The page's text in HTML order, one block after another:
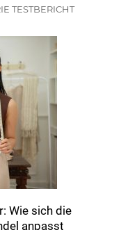
TESTBERICHT
Wie sich die
anpasst